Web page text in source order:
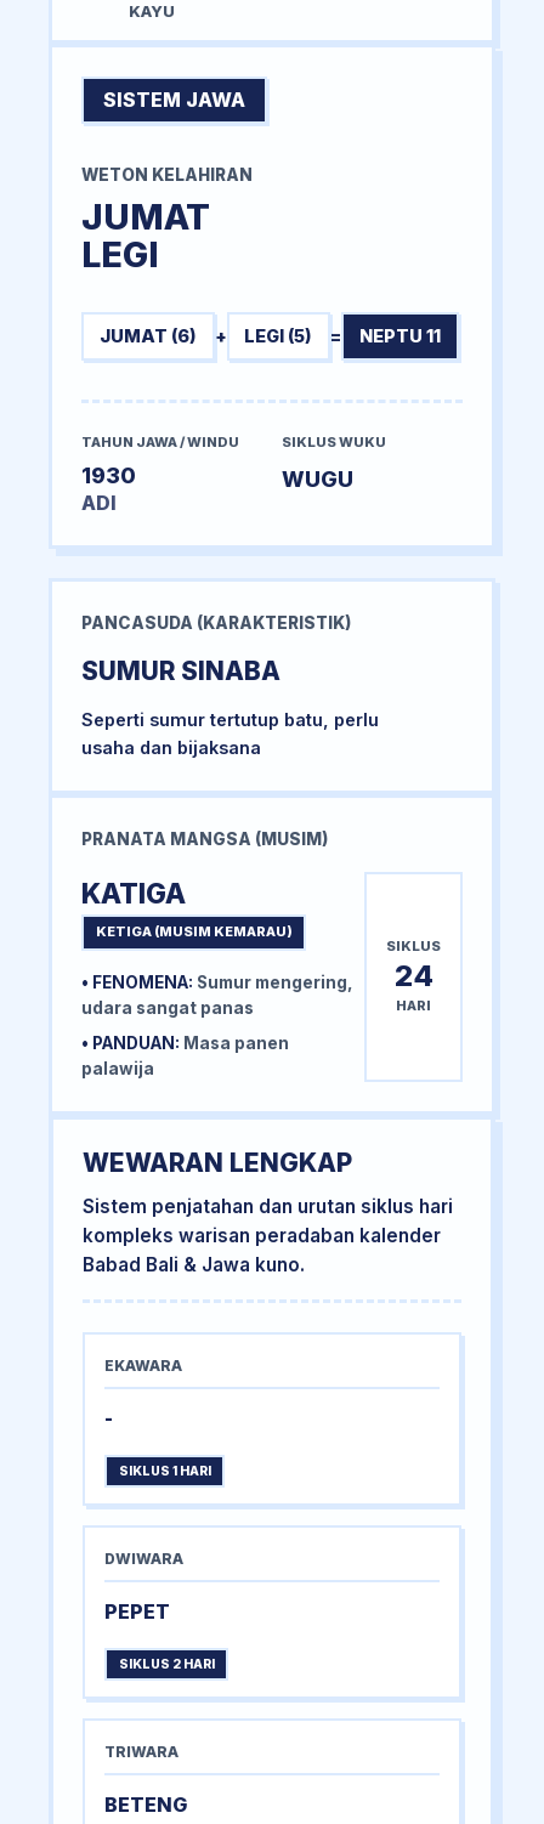
KAYU
SISTEM JAWA
WETON KELAHIRAN
JUMAT
LEGI
JUMAT (6) + LEGI (5) = NEPTU 11
TAHUN JAWA / WINDU
1930
ADI
SIKLUS WUKU
WUGU
PANCASUDA (KARAKTERISTIK)
SUMUR SINABA
Seperti sumur tertutup batu, perlu
usaha dan bijaksana
PRANATA MANGSA (MUSIM)
KATIGA
KETIGA (MUSIM KEMARAU)
• FENOMENA: Sumur mengering,
udara sangat panas
• PANDUAN: Masa panen
palawija
SIKLUS
24
HARI
WEWARAN LENGKAP
Sistem penjatahan dan urutan siklus hari
kompleks warisan peradaban kalender
Babad Bali & Jawa kuno.
EKAWARA
-
SIKLUS 1 HARI
DWIWARA
PEPET
SIKLUS 2 HARI
TRIWARA
BETENG